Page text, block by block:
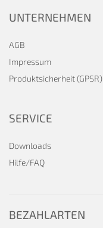
UNTERNEHMEN
AGB
Impressum
Produktsicherheit (GPSR)
SERVICE
Downloads
Hilfe/FAQ
BEZAHLARTEN